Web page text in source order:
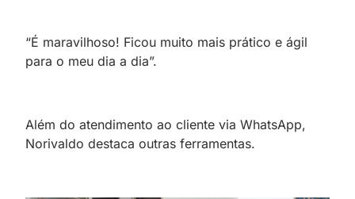
“É maravilhoso! Ficou muito mais prático e ágil
para o meu dia a dia”.
Além do atendimento ao cliente via WhatsApp,
Norivaldo destaca outras ferramentas.